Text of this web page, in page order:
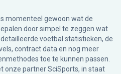
momenteel gewoon wat de
door simpel te zeggen wat
voetbal statistieken, de
contract data en nog meer
toe te kunnen passen.
onze partner SciSports, in staat